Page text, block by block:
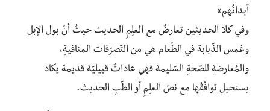
أبدانُهم»
وفي كلا الحديثين تعارضٌ مع العلِمِ الحديث حيثُ أنّ بول الإبل
وغمس الذّبابة في الطّعام هي من التّصرّفات المنافيةِ،
والمُعارضةِ للصّحةِ السّليمة فهي عاداتٌ قبيليّة قديمة يكاد
يستحيل توافُقُها مع نصّ العلِمِ أو الطّبِ الحديث.